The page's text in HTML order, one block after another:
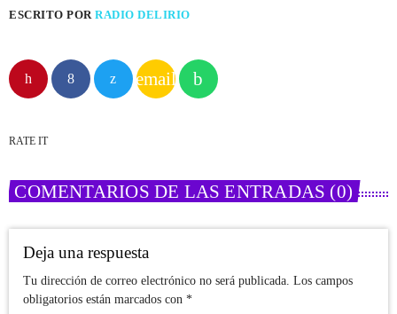
ESCRITO PORRADIO DELIRIO
email
RATE IT
COMENTARIOS DE LAS ENTRADAS (0)
Deja una respuesta
Tu dirección de correo electrónico no será publicada. Los campos
obligatorios están marcados con *